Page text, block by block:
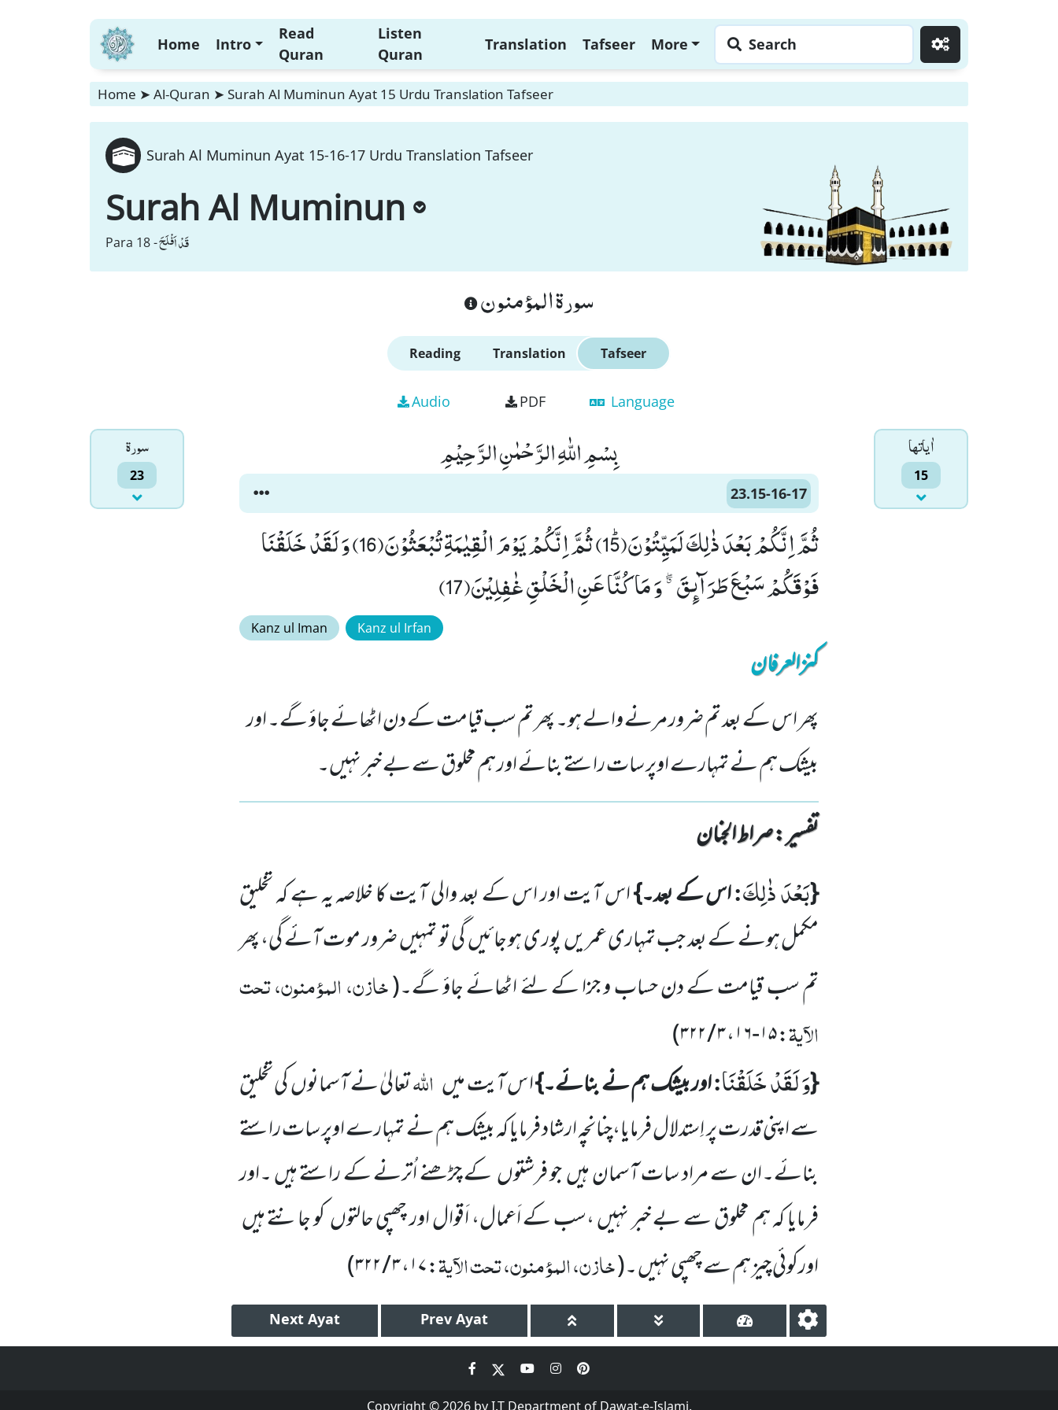
Home Intro
Read
Quran
Listen
Quran
Translation Tafseer More Search
Home ➤ Al-Quran ➤ Surah Al Muminun Ayat 15 Urdu Translation Tafseer
Surah Al Muminun Ayat 15-16-17 Urdu Translation Tafseer
Surah Al Muminun
Para 18 -قَدْ اَفْلَحَ
سورة المؤمنون
Reading Translation Tafseer
Audio PDF Language
سورۃ
23
اٰياتها
15
بِسْمِ اللّٰهِ الرَّحْمٰنِ الرَّحِیْمِ
23.15-16-17
ثُمَّ اِنَّكُمْ بَعْدَ ذٰلِكَ لَمَیِّتُوْنَﭤ(15) ثُمَّ اِنَّكُمْ یَوْمَ الْقِیٰمَةِ تُبْعَثُوْنَ(16) وَ لَقَدْ خَلَقْنَا
فَوْقَكُمْ سَبْعَ طَرَآىٕقَ ﳓ وَ مَا كُنَّا عَنِ الْخَلْقِ غٰفِلِیْنَ(17)
Kanz ul Iman Kanz ul Irfan
کنزالعرفان
پھر اس کے بعد تم ضرور مرنے والے ہو۔ پھر تم سب قیامت کے دن اٹھائے جاؤ گے۔ اور
بیشک ہم نے تمہارے اوپر سات راستے بنائے اور ہم مخلوق سے بے خبر نہیں۔
تفسیر : ‎صراط الجنان
{بَعْدَ ذٰلِكَ:اس کے بعد۔}اس آیت اور اس کے بعد والی آیت کا خلاصہ یہ ہے کہ تخلیق
مکمل ہونے کے بعد جب تمہاری عمریں پور ی ہو جائیں گی تو تمہیں ضرور موت آئے گی، پھر
تم سب قیامت کے دن حساب و جزا کے لئے اٹھائے جاؤ گے۔(خازن، المؤمنون، تحت
الآیۃ:۱۵-۱۶ ،۳ / ۳۲۲
)
{وَ لَقَدْ خَلَقْنَا:اور بیشک ہم نے بنائے۔}ا س آیت میں اللہتعالیٰ نے آسمانوں کی تخلیق
سے اپنی قدرت پر اِستدلال فرمایا،چنانچہ ارشاد فرمایا کہ بیشک ہم نے تمہارے اوپر سات راستے
بنائے۔ان سے مراد سات آسمان ہیں جو فرشتوں کے چڑھنے اُترنے کے راستے ہیں ۔اور
فرمایا کہ ہم مخلوق سے بے خبر نہیں ،سب کے اَعمال، اَقوال اور چھپی حالتوں کو جانتے ہیں
اورکوئی چیز ہم سے چھپی نہیں ۔(خازن، المؤمنون، تحت الآیۃ:۱۷،۳ / ۳۲۲ )
Next Ayat Prev Ayat
Copyright © 2026 by I.T Department of Dawat-e-Islami.